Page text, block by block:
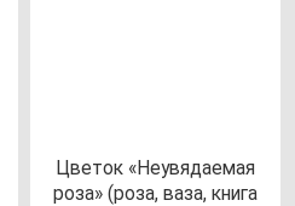
Цве­ток «Неувя­да­емая
ро­за» (ро­за, ва­за, кни­га